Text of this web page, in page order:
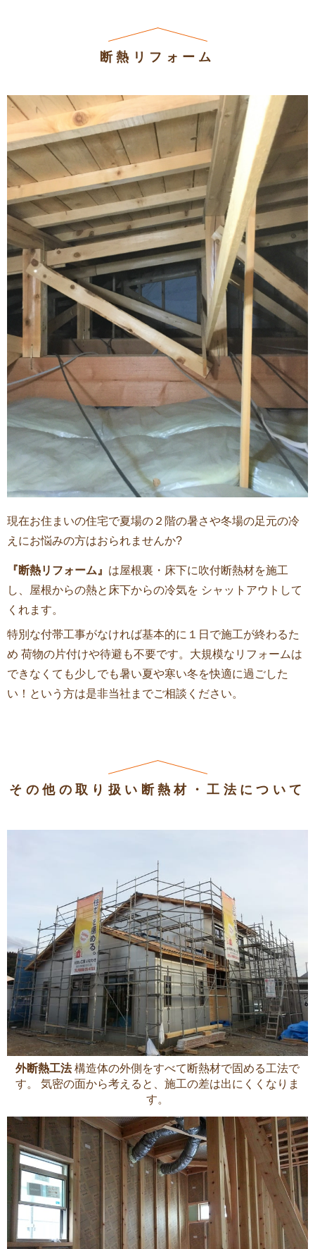
断熱リフォーム
現在お住まいの住宅で夏場の２階の暑さや冬場の足元の冷
えにお悩みの方はおられませんか?
『断熱リフォーム』 は屋根裏・床下に吹付断熱材を施工
し、屋根からの熱と床下からの冷気を シャットアウトして
くれます。
特別な付帯工事がなければ基本的に１日で施工が終わるた
め 荷物の片付けや待避も不要です。大規模なリフォームは
できなくても少しでも暑い夏や寒い冬を快適に過ごした
い！という方は是非当社までご相談ください。
その他の取り扱い断熱材・工法について
外断熱工法構造体の外側をすべて断熱材で固める工法で
す。 気密の面から考えると、施工の差は出にくくなりま
す。